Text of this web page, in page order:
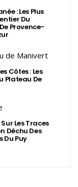
: Les Plus
Du
Provence-
Côtes : Les
Plateau De
Sur Les Traces
Déchu Des
Du Puy